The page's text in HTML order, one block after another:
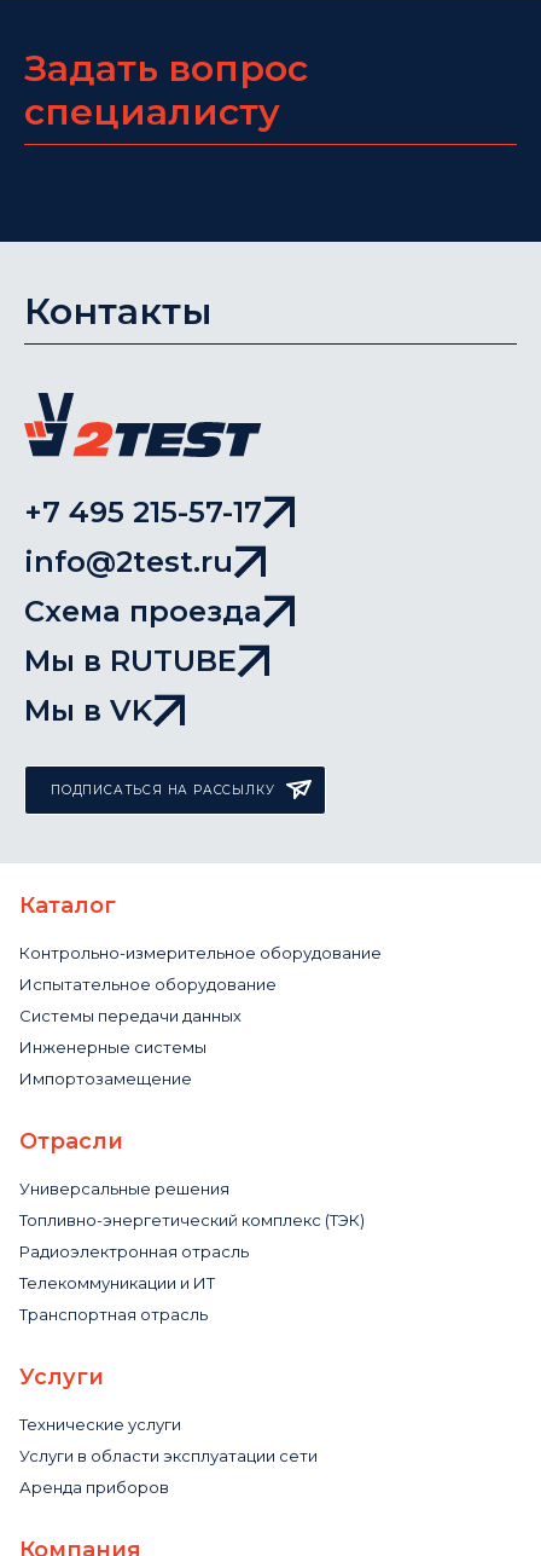
Задать вопрос
специалисту
Контакты
+7 495 215-57-17
info@2test.ru
Схема проезда
Мы в RUTUBE
Мы в VK
ПОДПИСАТЬСЯ НА РАССЫЛКУ
Каталог
Контрольно-измерительное оборудование
Испытательное оборудование
Системы передачи данных
Инженерные системы
Импортозамещение
Отрасли
Универсальные решения
Топливно-энергетический комплекс (ТЭК)
Радиоэлектронная отрасль
Телекоммуникации и ИТ
Транспортная отрасль
Услуги
Технические услуги
Услуги в области эксплуатации сети
Аренда приборов
Компания